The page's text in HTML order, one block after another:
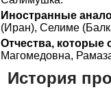
Иностранные
(Иран), Селиме
Отчества, которые
Магомедовна,
История